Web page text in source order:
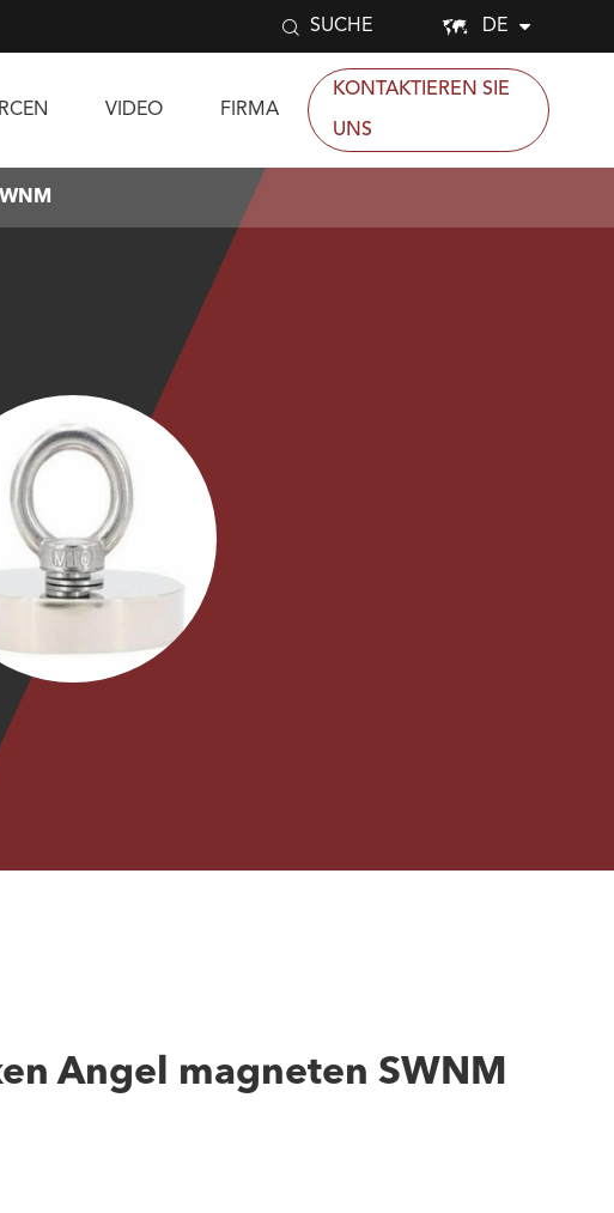
 SUCHE  DE
VIDEO FIRMA
KONTAKTIEREN SIE
UNS
Angel magneten SWNM